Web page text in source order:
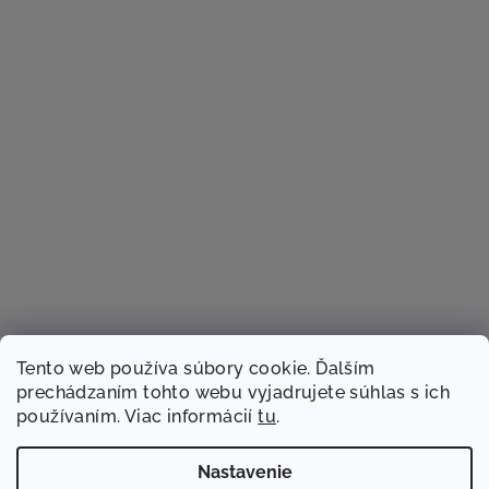
Tento web používa súbory cookie. Ďalším
prechádzaním tohto webu vyjadrujete súhlas s ich
používaním. Viac informáciítu.
Nastavenie
Sledovať na Instagrame